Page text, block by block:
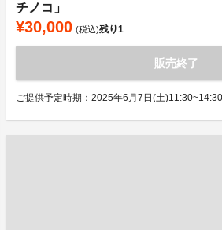
チノコ」
¥30,000 (税込)残り1
販売終了
ご提供予定時期：2025年6月7日(土)11:30~14:30